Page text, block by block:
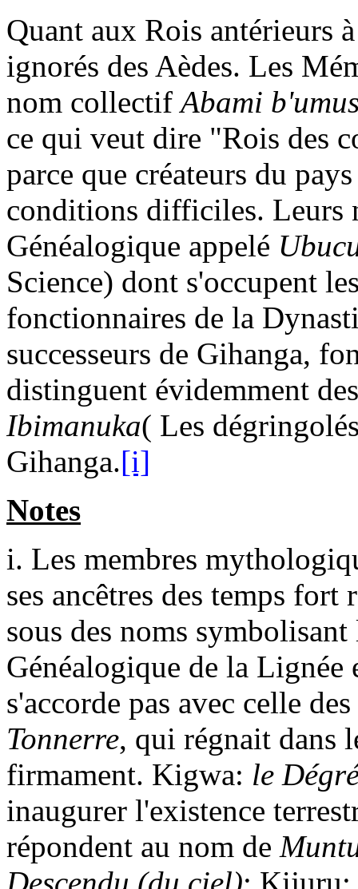
Quant aux Rois antérieurs
ignorés des Aèdes. Les
nom collectifAbami
ce qui veut dire "Rois des
parce que créateurs du
conditions difficiles. Leurs
Généalogique appelé
Science) dont s'occupent
fonctionnaires de la
successeurs de Gihanga,
distinguent évidemment
Ibimanuka( Les
Gihanga.[i]
Notes
i. Les membres
ses ancêtres des temps fort
sous des noms
Généalogique de la
s'accorde pas avec celle
Tonnerre, qui régnait dans
firmament. Kigwa: le
inaugurer l'existence
répondent au nom de